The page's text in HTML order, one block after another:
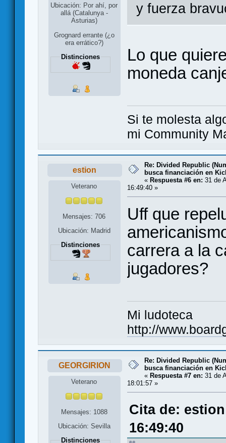
Ubicación: Por ahí, por
allá (Catalunya -
Asturias)
Grognard errante (¿o
era errático?)
Distinciones
y fuerza
Lo que
moneda
Si te molesta
mi Community
estion
Veterano
Mensajes: 706
Ubicación: Madrid
Distinciones
Re: Divided Republic
busca financiación en
« Respuesta #6 en: 31 de
16:49:40 »
Uff que
carrera a la
jugadores?
Mi ludoteca
http://
GEORGIRION
Veterano
Mensajes: 1088
Ubicación: Sevilla
Distinciones
Re: Divided Republic
busca financiación en
« Respuesta #7 en: 31 de
18:01:57 »
Cita de:
16:49:40